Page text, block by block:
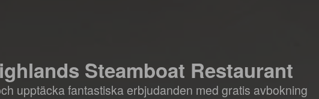
Steamboat Restaurant
upptäcka fantastiska erbjudanden med gratis avbokning